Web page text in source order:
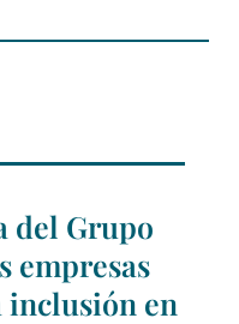
del Grupo
empresas
inclusión en